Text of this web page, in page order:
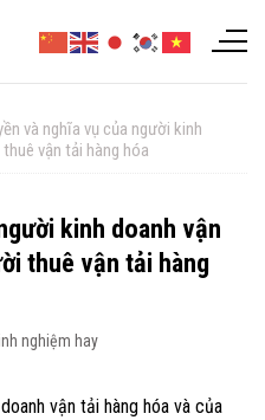
và nghĩa vụ của người kinh
vận tải hàng hóa
kinh doanh vận
thuê vận tải hàng
nghiệm hay
vận tải hàng hóa và của